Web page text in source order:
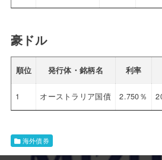
豪ドル
順位 発行体・銘柄名 利率
1 オーストラリア国債 2.750％
海外債券